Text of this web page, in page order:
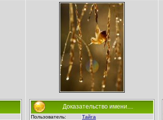
Доказательство имени....
Пользователь: Тайга